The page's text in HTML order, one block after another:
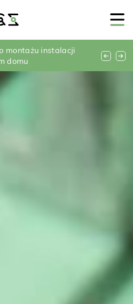
czy kominek do
montażu instalacji
domu
płytek
domu